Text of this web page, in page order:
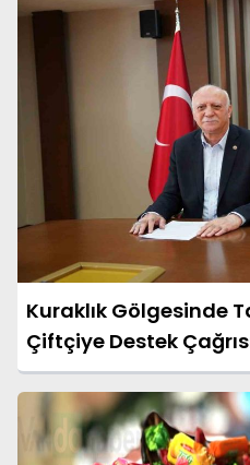
Kuraklık Gölgesinde
Çiftçiye Destek